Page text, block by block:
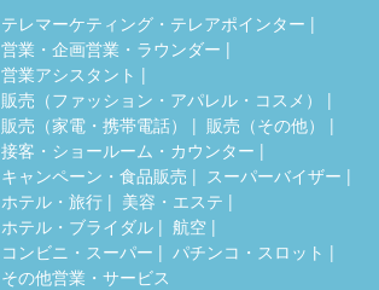
テレマーケティング・テレアポインター
営業・企画営業・ラウンダー
営業アシスタント
販売（ファッション・アパレル・コスメ）
販売（家電・携帯電話）
販売（その他）
接客・ショールーム・カウンター
キャンペーン・食品販売
スーパーバイザー
ホテル・旅行
美容・エステ
ホテル・ブライダル
航空
コンビニ・スーパー
パチンコ・スロット
その他営業・サービス